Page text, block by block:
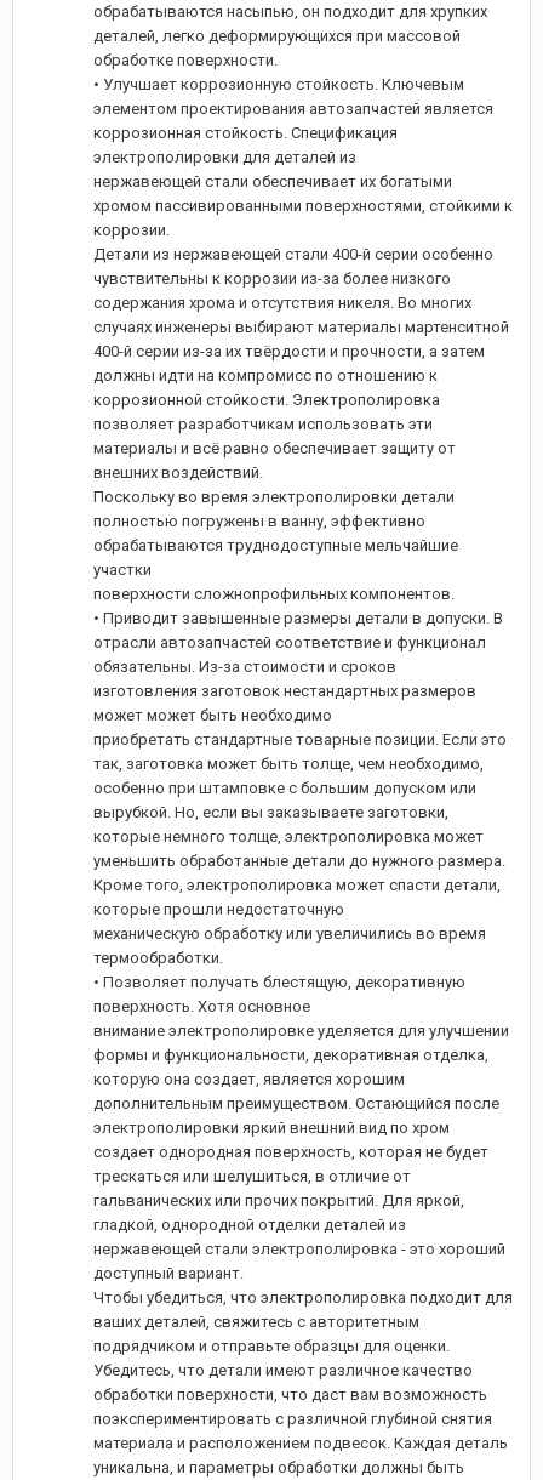
обрабатываются насыпью, он подходит для хрупких
деталей, легко деформирующихся при массовой
обработке поверхности.
• Улучшает коррозионную стойкость. Ключевым
элементом проектирования автозапчастей является
коррозионная стойкость. Спецификация
электрополировки для деталей из
нержавеющей стали обеспечивает их богатыми
хромом пассивированными поверхностями, стойкими к
коррозии.
Детали из нержавеющей стали 400-й серии особенно
чувствительны к коррозии из-за более низкого
содержания хрома и отсутствия никеля. Во многих
случаях инженеры выбирают материалы мартенситной
400-й серии из-за их твёрдости и прочности, а затем
должны идти на компромисс по отношению к
коррозионной стойкости. Электрополировка
позволяет разработчикам использовать эти
материалы и всё равно обеспечивает защиту от
внешних воздействий.
Поскольку во время электрополировки детали
полностью погружены в ванну, эффективно
обрабатываются труднодоступные мельчайшие
участки
поверхности сложнопрофильных компонентов.
• Приводит завышенные размеры детали в допуски. В
отрасли автозапчастей соответствие и функционал
обязательны. Из-за стоимости и сроков
изготовления заготовок нестандартных размеров
может может быть необходимо
приобретать стандартные товарные позиции. Если это
так, заготовка может быть толще, чем необходимо,
особенно при штамповке с большим допуском или
вырубкой. Но, если вы заказываете заготовки,
которые немного толще, электрополировка может
уменьшить обработанные детали до нужного размера.
Кроме того, электрополировка может спасти детали,
которые прошли недостаточную
механическую обработку или увеличились во время
термообработки.
• Позволяет получать блестящую, декоративную
поверхность. Хотя основное
внимание электрополировке уделяется для улучшении
формы и функциональности, декоративная отделка,
которую она создает, является хорошим
дополнительным преимуществом. Остающийся после
электрополировки яркий внешний вид по хром
создает однородная поверхность, которая не будет
трескаться или шелушиться, в отличие от
гальванических или прочих покрытий. Для яркой,
гладкой, однородной отделки деталей из
нержавеющей стали электрополировка - это хороший
доступный вариант.
Чтобы убедиться, что электрополировка подходит для
ваших деталей, свяжитесь с авторитетным
подрядчиком и отправьте образцы для оценки.
Убедитесь, что детали имеют различное качество
обработки поверхности, что даст вам возможность
поэкспериментировать с различной глубиной снятия
материала и расположением подвесок. Каждая деталь
уникальна, и параметры обработки должны быть